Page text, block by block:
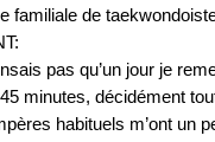
familiale de
pas qu’un jour je
minutes, décidément
habituels m’ont un